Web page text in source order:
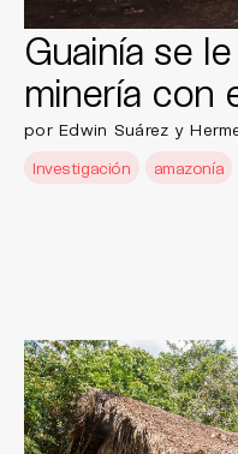
Guainía se
minería con
por Edwin Suárez y
Investigación
amazonía